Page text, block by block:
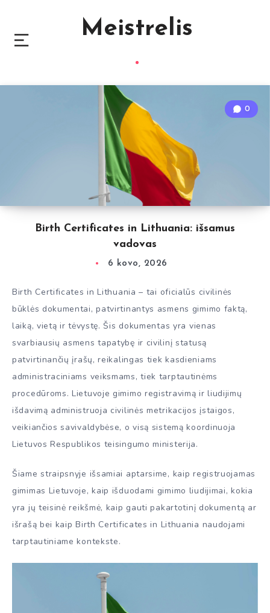
Meistrelis
Birth Certificates in Lithuania: išsamus
vadovas
0
6 kovo, 2026
Birth Certificates in Lithuania – tai oficialūs civilinės
būklės dokumentai, patvirtinantys asmens gimimo faktą,
laiką, vietą ir tėvystę. Šis dokumentas yra vienas
svarbiausių asmens tapatybę ir civilinį statusą
patvirtinančių įrašų, reikalingas tiek kasdieniams
administraciniams veiksmams, tiek tarptautinėms
procedūroms. Lietuvoje gimimo registravimą ir liudijimų
išdavimą administruoja civilinės metrikacijos įstaigos,
veikiančios savivaldybėse, o visą sistemą koordinuoja
Lietuvos Respublikos teisingumo ministerija.
Šiame straipsnyje išsamiai aptarsime, kaip registruojamas
gimimas Lietuvoje, kaip išduodami gimimo liudijimai, kokia
yra jų teisinė reikšmė, kaip gauti pakartotinį dokumentą ar
išrašą bei kaip Birth Certificates in Lithuania naudojami
tarptautiniame kontekste.